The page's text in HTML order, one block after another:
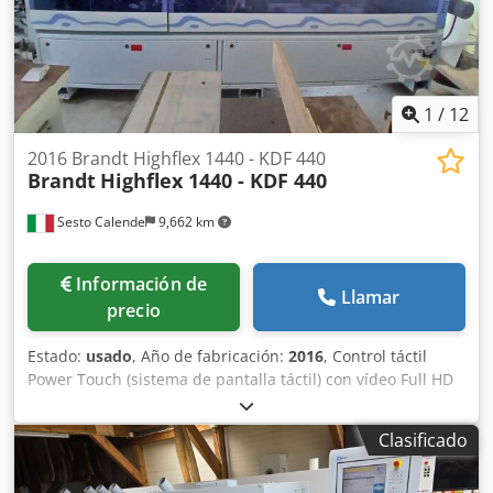
1 / 12
Sesto Calende 9,662 km
2016 Brandt Highflex 1440 - KDF 440
Brandt Highflex 1440 - KDF 440
Información de
precio
Llamar
Estado: usado, Año de fabricación: 2016, Control táctil
Power Touch (sistema de pantalla táctil) con vídeo Full HD
de 21" Altura del panel: 60 mm PVC/ABS: 3 mm Madera
maciza: hasta 12 mm Velocidad de avance: hasta 20 m/min
Altura de trabajo ajustable electrónicamente mediante
control numérico Guía de soporte del panel con funciones
Clasificado